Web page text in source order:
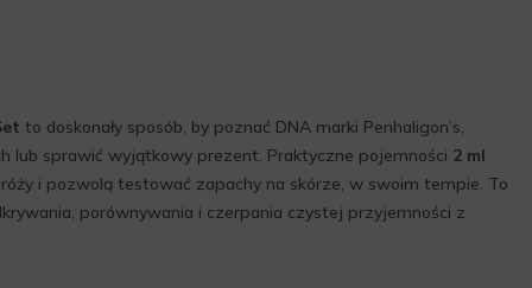
to doskonały sposób, by poznać DNA marki Penhaligon’s,
lub sprawić wyjątkowy prezent. Praktyczne pojemności 2 ml
i pozwolą testować zapachy na skórze, w swoim tempie. To
porównywania i czerpania czystej przyjemności z